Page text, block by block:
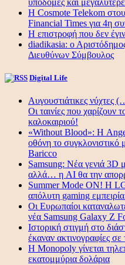
Η Cosmote Telekom
Financial Times για 4η
Η επιστροφή που δεν
diadikasia: ο
Διευθύνων Σύμβουλος
Digital Life
Αυγουστιάτικες νύχτες
Οι ταινίες που χαρίζουν
καλοκαιριού!
«Without Blood»: Η
οθόνη το
Baricco
Samsung: Νέα γενιά 3D
αλλά… η AI θα την
Summer Mode ON! Η LG
απόλυτη gaming
Οι Ευρωπαίοι
νέα Samsung Galaxy Z
Ιστορική στιγμή στο
έκαναν ακτινογραφίες σε
Η Monopoly γίνεται
εκατομμύρια δολάρια